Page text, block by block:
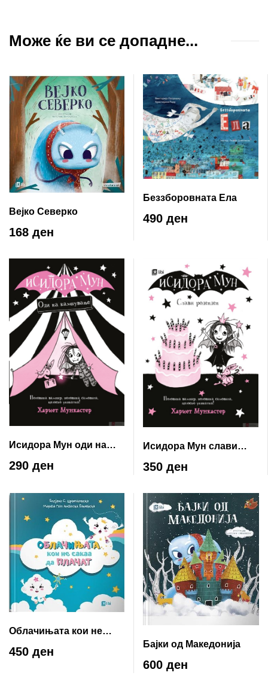
Може ќе ви се допадне...
Вејко Северко
168 ден
Беззборовната Ела
490 ден
Исидора Мун оди на
кампување
290 ден
Исидора Мун слави
роденден
350 ден
Облачињата кои не
сакаа да плачат
450 ден
Бајки од Македонија
600 ден